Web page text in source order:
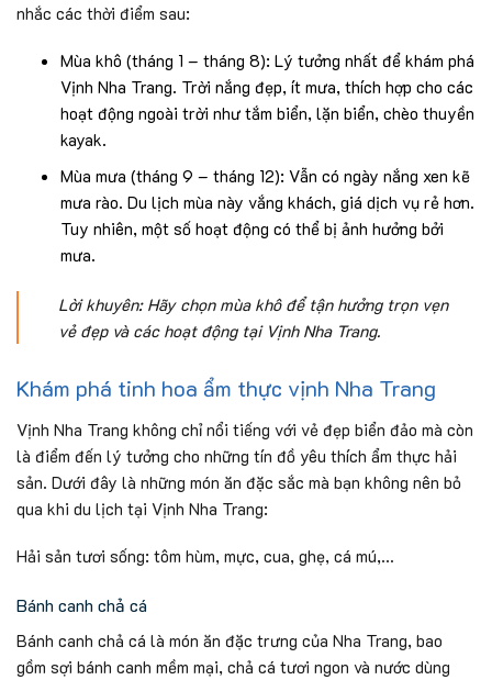
nhắc các thời điểm sau:
Mùa khô (tháng 1 – tháng 8): Lý tưởng nhất để khám phá
Vịnh Nha Trang. Trời nắng đẹp, ít mưa, thích hợp cho các
hoạt động ngoài trời như tắm biển, lặn biển, chèo thuyền
kayak.
Mùa mưa (tháng 9 – tháng 12): Vẫn có ngày nắng xen kẽ
mưa rào. Du lịch mùa này vắng khách, giá dịch vụ rẻ hơn.
Tuy nhiên, một số hoạt động có thể bị ảnh hưởng bởi
mưa.
Lời khuyên: Hãy chọn mùa khô để tận hưởng trọn vẹn
vẻ đẹp và các hoạt động tại Vịnh Nha Trang.
Khám phá tinh hoa ẩm thực vịnh Nha Trang
Vịnh Nha Trang không chỉ nổi tiếng với vẻ đẹp biển đảo mà còn
là điểm đến lý tưởng cho những tín đồ yêu thích ẩm thực hải
sản. Dưới đây là những món ăn đặc sắc mà bạn không nên bỏ
qua khi du lịch tại Vịnh Nha Trang:
Hải sản tươi sống: tôm hùm, mực, cua, ghẹ, cá mú,…
Bánh canh chả cá
Bánh canh chả cá là món ăn đặc trưng của Nha Trang, bao
gồm sợi bánh canh mềm mại, chả cá tươi ngon và nước dùng